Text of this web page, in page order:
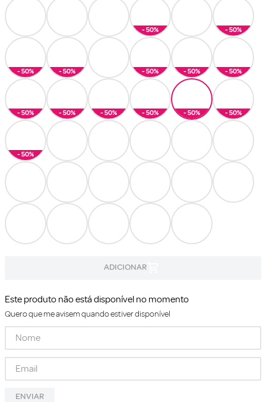
- 50% - 50%
- 50% - 50% - 50% - 50% - 50%
- 50% - 50% - 50% - 50% - 50% - 50%
- 50%
Este produto não está disponível no momento
Quero que me avisem quando estiver disponível
ENVIAR